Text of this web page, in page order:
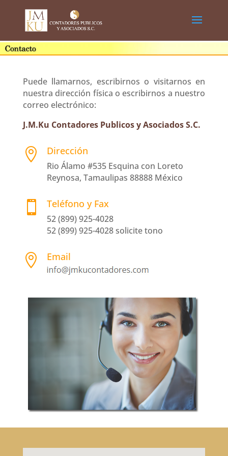
Puede llamarnos, escribirnos o visitarnos en
nuestra dirección física o escribirnos a nuestro
correo electrónico:
J.M.Ku Contadores Publicos y Asociados S.C.
 Dirección
Rio Álamo #535 Esquina con Loreto
Reynosa, Tamaulipas 88888 México
 Teléfono y Fax
52 (899) 925-4028
52 (899) 925-4028 solicite tono
 Email